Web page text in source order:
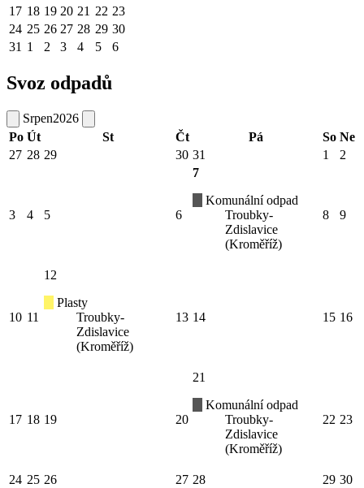
17 18 19 20 21 22 23
24 25 26 27 28 29 30
31 1 2 3 4 5 6
Svoz odpadů
Srpen2026
Po Út St Čt Pá So Ne
27 28 29 30 31 1 2
3 4 5 6
7
Komunální odpad
Troubky-
Zdislavice
(Kroměříž)
8 9
10 11
12
Plasty
Troubky-
Zdislavice
(Kroměříž)
13 14 15 16
17 18 19 20
21
Komunální odpad
Troubky-
Zdislavice
(Kroměříž)
22 23
24 25 26 27 28 29 30